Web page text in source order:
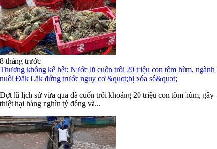
8 tháng trước
Thương không kể hết: Nước lũ cuốn trôi 20 triệu con tôm hùm, ngành
nuôi Đắk Lắk đứng trước nguy cơ &quot;bị xóa sổ&quot;
Đợt lũ lịch sử vừa qua đã cuốn trôi khoảng 20 triệu con tôm hùm, gây
thiệt hại hàng nghìn tỷ đồng và...